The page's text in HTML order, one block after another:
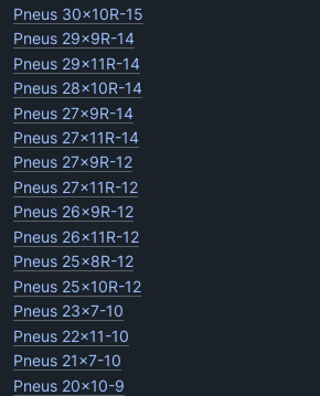
Pneus 30x10R-15
Pneus 29x9R-14
Pneus 29x11R-14
Pneus 28x10R-14
Pneus 27x9R-14
Pneus 27x11R-14
Pneus 27x9R-12
Pneus 27x11R-12
Pneus 26x9R-12
Pneus 26x11R-12
Pneus 25x8R-12
Pneus 25x10R-12
Pneus 23x7-10
Pneus 22x11-10
Pneus 21x7-10
Pneus 20x10-9